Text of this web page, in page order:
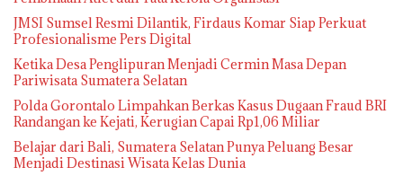
JMSI Sumsel Resmi Dilantik, Firdaus Komar Siap Perkuat
Profesionalisme Pers Digital
Ketika Desa Penglipuran Menjadi Cermin Masa Depan
Pariwisata Sumatera Selatan
Polda Gorontalo Limpahkan Berkas Kasus Dugaan Fraud BRI
Randangan ke Kejati, Kerugian Capai Rp1,06 Miliar
Belajar dari Bali, Sumatera Selatan Punya Peluang Besar
Menjadi Destinasi Wisata Kelas Dunia